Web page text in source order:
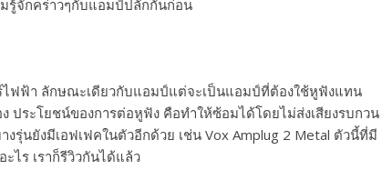
รู้จักคร่าวๆกับแอมป์ปลั๊กกันก่อน
ไฟฟ้า ลักษณะเดียวกับแอมป์แต่จะเป็นแอมป์ที่ต้องใช้หูฟังแทน
ประโยชน์ของการต่อหูฟัง คือทำให้ซ้อมได้โดยไม่ส่งเสียงรบกวน
นยังมีเอฟเฟคในตัวอีกด้วย เช่น Vox Amplug 2 Metal ตัวนี้ที่มี
ไร เราก็รีวิวกันได้แล้ว